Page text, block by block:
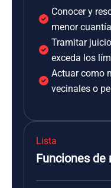
Conocer y
menor
Tramitar
exceda los
Actuar como
vecinales o
Lista
Funciones